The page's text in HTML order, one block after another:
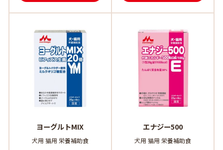
ヨーグルトMIX
犬用 猫用 栄養補助食
エナジー500
犬用 猫用 栄養補助食